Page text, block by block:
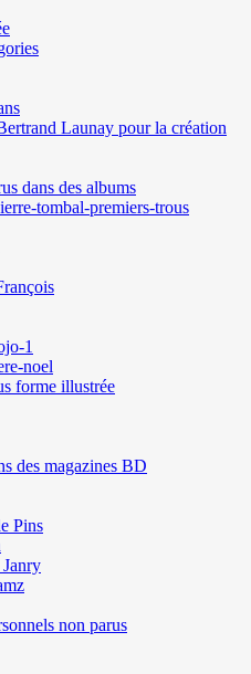
Launay pour la création
dans des albums
tombal-premiers-trous
1
noel
forme illustrée
des magazines BD
Pins
non parus